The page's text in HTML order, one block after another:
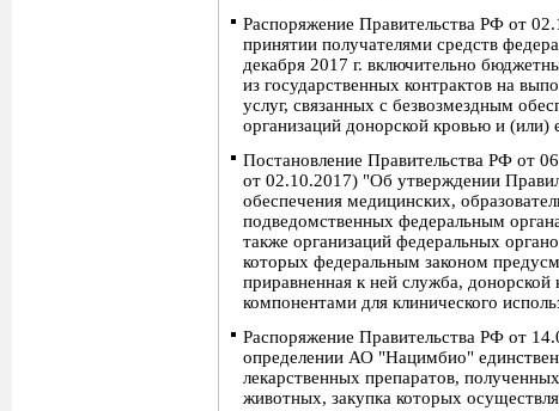
Распоряжение Правительства РФ от
принятии получателями средств
декабря 2017 г. включительно
из государственных контрактов на
услуг, связанных с безвозмездным
организаций донорской кровью и (или)
Постановление Правительства РФ от
от 02.10.2017) "Об утверждении
обеспечения медицинских,
подведомственных федеральным
также организаций федеральных
которых федеральным законом
приравненная к ней служба, донорской
компонентами для клинического
Распоряжение Правительства РФ от
определении АО "Нацимбио"
лекарственных препаратов,
животных, закупка которых